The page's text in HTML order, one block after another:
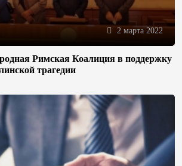
2 марта 2022
Римская Коалиция в поддержку
трагедии